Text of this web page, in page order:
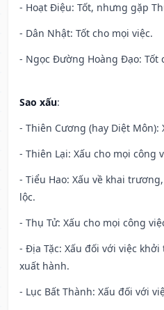
- Hoạt Điệu: Tốt, nhưng gặp
- Dân Nhật: Tốt cho mọi việc.
- Ngọc Đường Hoàng Đạo: Tốt
Sao xấu:
- Thiên Cương (hay Diệt Môn):
- Thiên Lại: Xấu cho mọi công
- Tiểu Hao: Xấu về khai
lộc.
- Thụ Tử: Xấu cho mọi công
- Địa Tặc: Xấu đối với việc
xuất hành.
- Lục Bất Thành: Xấu đối với